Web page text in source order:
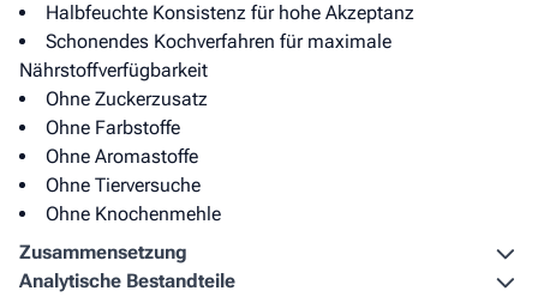
Halbfeuchte Konsistenz für hohe Akzeptanz
Schonendes Kochverfahren für maximale
Nährstoffverfügbarkeit
Ohne Zuckerzusatz
Ohne Farbstoffe
Ohne Aromastoffe
Ohne Tierversuche
Ohne Knochenmehle
Zusammen­setzung
Analytische Bestandteile